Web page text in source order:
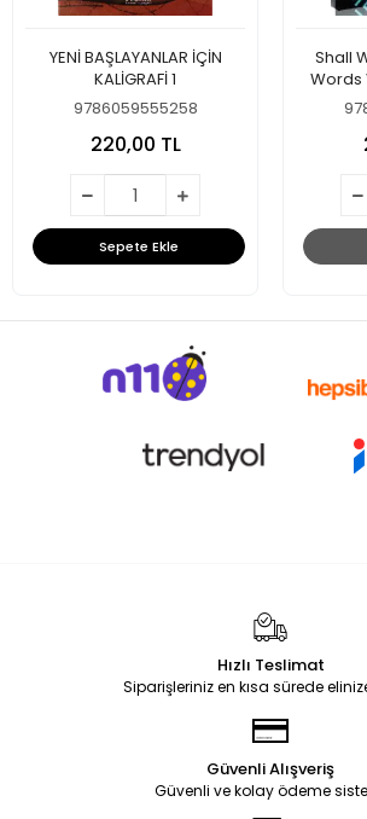
YENİ BAŞLAYANLAR İÇİN
KALİGRAFİ 1
9786059555258
220,00 TL
Sepete Ekle
Shall
Words
Hızlı Teslimat
Siparişleriniz en kısa sürede
Güvenli Alışveriş
Güvenli ve kolay ödeme